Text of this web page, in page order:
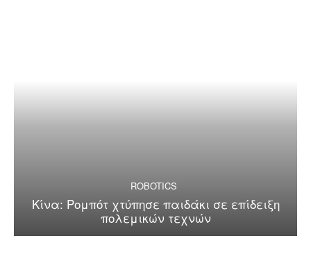
ROBOTICS
Κίνα: Ρομπότ χτύπησε παιδάκι σε επίδειξη
πολεμικών τεχνών